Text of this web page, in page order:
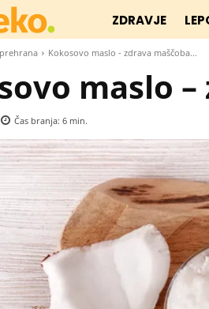
ZDRAVJE
Kokosovo maslo - zdrava maščoba...
maslo
Čas branja: 6 min.